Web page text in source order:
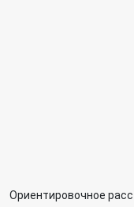
Ориентировочное